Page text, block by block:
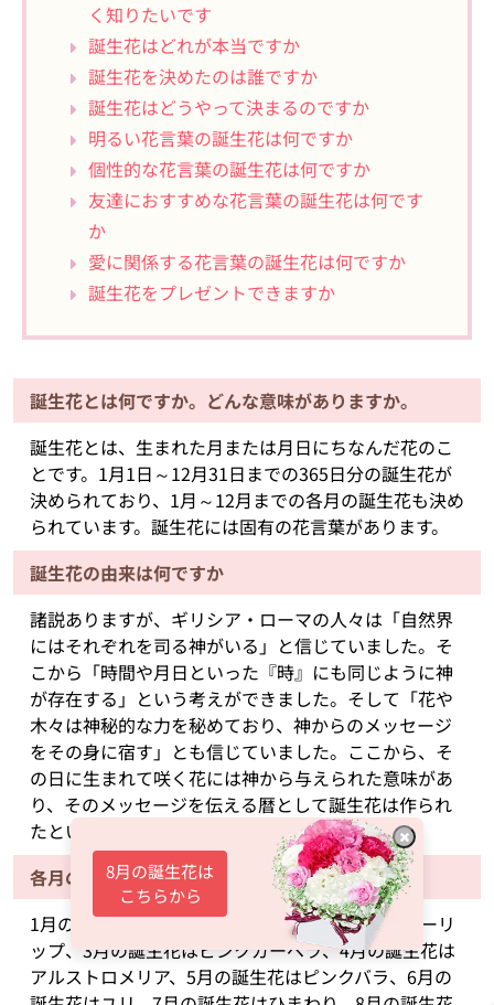
く知りたいです
誕生花はどれが本当ですか
誕生花を決めたのは誰ですか
誕生花はどうやって決まるのですか
明るい花言葉の誕生花は何ですか
個性的な花言葉の誕生花は何ですか
友達におすすめな花言葉の誕生花は何です
か
愛に関係する花言葉の誕生花は何ですか
誕生花をプレゼントできますか
誕生花とは何ですか。どんな意味がありますか。
誕生花とは、生まれた月または月日にちなんだ花のこ
とです。1月1日～12月31日までの365日分の誕生花が
決められており、1月～12月までの各月の誕生花も決め
られています。誕生花には固有の花言葉があります。
誕生花の由来は何ですか
諸説ありますが、ギリシア・ローマの人々は「自然界
にはそれぞれを司る神がいる」と信じていました。そ
こから「時間や月日といった『時』にも同じように神
が存在する」という考えができました。そして「花や
木々は神秘的な力を秘めており、神からのメッセージ
をその身に宿す」とも信じていました。ここから、そ
の日に生まれて咲く花には神から与えられた意味があ
り、そのメッセージを伝える暦として誕生花は作られ
たといわれています。
各月の誕生花が知りたいです
1月の誕生花はスイートピー、2月の誕生花はチューリ
ップ、3月の誕生花はピンクガーベラ、4月の誕生花は
アルストロメリア、5月の誕生花はピンクバラ、6月の
8月の誕生花は
こちらから